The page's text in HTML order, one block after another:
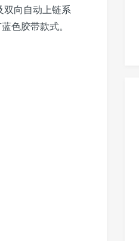
双向自动上链系
色胶带款式。